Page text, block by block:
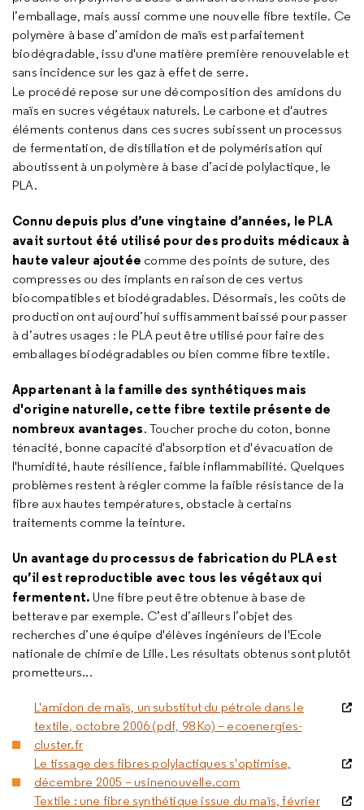
l’emballage, mais aussi comme une nouvelle fibre textile. Ce
polymère à base d’amidon de maïs est parfaitement
biodégradable, issu d'une matière première renouvelable et
sans incidence sur les gaz à effet de serre.
Le procédé repose sur une décomposition des amidons du
maïs en sucres végétaux naturels. Le carbone et d'autres
éléments contenus dans ces sucres subissent un processus
de fermentation, de distillation et de polymérisation qui
aboutissent à un polymère à base d’acide polylactique, le
PLA.
Connu depuis plus d’une vingtaine d’années, le PLA
avait surtout été utilisé pour des produits médicaux à
haute valeur ajoutée comme des points de suture, des
compresses ou des implants en raison de ces vertus
biocompatibles et biodégradables. Désormais, les coûts de
production ont aujourd’hui suffisamment baissé pour passer
à d’autres usages : le PLA peut être utilisé pour faire des
emballages biodégradables ou bien comme fibre textile.
Appartenant à la famille des synthétiques mais
d'origine naturelle, cette fibre textile présente de
nombreux avantages. Toucher proche du coton, bonne
ténacité, bonne capacité d'absorption et d'évacuation de
l'humidité, haute résilience, faible inflammabilité. Quelques
problèmes restent à régler comme la faible résistance de la
fibre aux hautes températures, obstacle à certains
traitements comme la teinture.
Un avantage du processus de fabrication du PLA est
qu’il est reproductible avec tous les végétaux qui
fermentent. Une fibre peut être obtenue à base de
betterave par exemple. C’est d’ailleurs l’objet des
recherches d’une équipe d'élèves ingénieurs de l'Ecole
nationale de chimie de Lille. Les résultats obtenus sont plutôt
prometteurs...
L'amidon de maïs, un substitut du pétrole dans le
textile, octobre 2006 (pdf, 98 Ko) – ecoenergies-
cluster.fr
Le tissage des fibres polylactiques s'optimise,
décembre 2005 – usinenouvelle.com
Textile : une fibre synthétique issue du maïs, février